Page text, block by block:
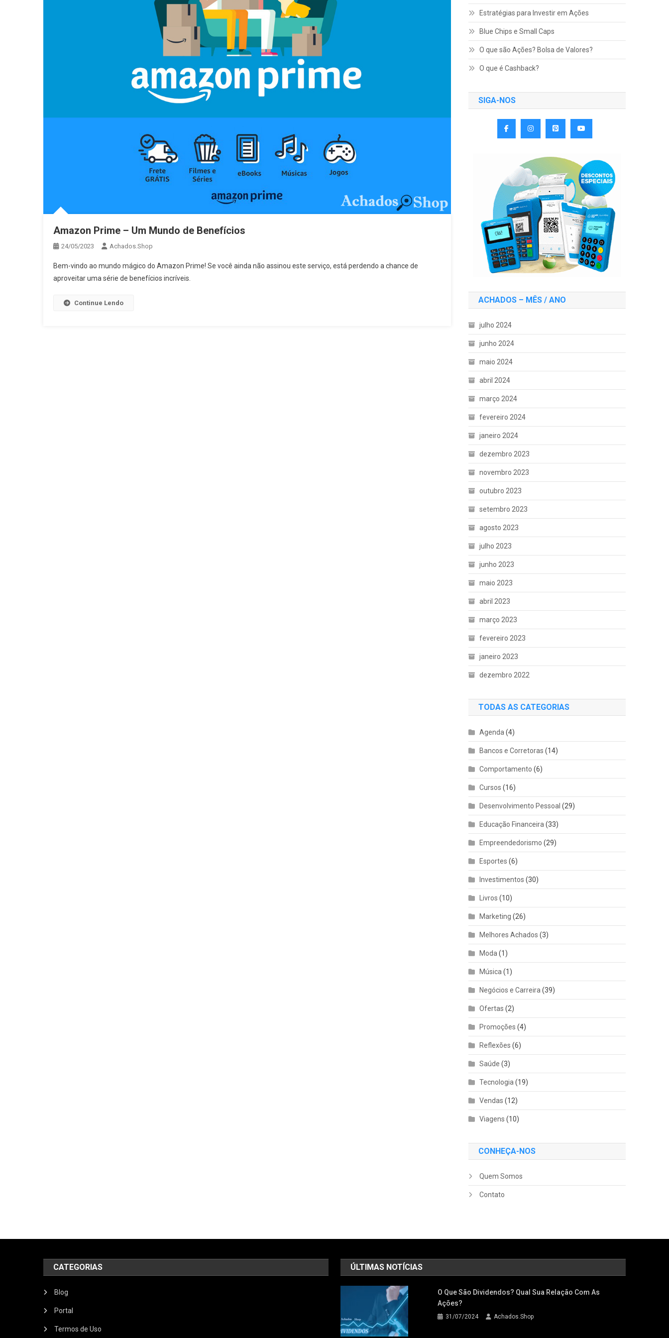
Amazon Prime – Um Mundo de Benefícios
24/05/2023 Achados.Shop
Bem-vindo ao mundo mágico do Amazon Prime! Se você ainda não assinou este serviço, está perdendo a chance de
aproveitar uma série de benefícios incríveis.
Continue Lendo
Estratégias para Investir em Ações
Blue Chips e Small Caps
O que são Ações? Bolsa de Valores?
O que é Cashback?
SIGA-NOS
ACHADOS – MÊS / ANO
julho 2024
junho 2024
maio 2024
abril 2024
março 2024
fevereiro 2024
janeiro 2024
dezembro 2023
novembro 2023
outubro 2023
setembro 2023
agosto 2023
julho 2023
junho 2023
maio 2023
abril 2023
março 2023
fevereiro 2023
janeiro 2023
dezembro 2022
TODAS AS CATEGORIAS
Agenda (4)
Bancos e Corretoras (14)
Comportamento (6)
Cursos (16)
Desenvolvimento Pessoal (29)
Educação Financeira (33)
Empreendedorismo (29)
Esportes (6)
Investimentos (30)
Livros (10)
Marketing (26)
Melhores Achados (3)
Moda (1)
Música (1)
Negócios e Carreira (39)
Ofertas (2)
Promoções (4)
Reflexões (6)
Saúde (3)
Tecnologia (19)
Vendas (12)
Viagens (10)
CONHEÇA-NOS
Quem Somos
Contato
CATEGORIAS
Blog
Portal
Termos de Uso
ÚLTIMAS NOTÍCIAS
O Que São Dividendos? Qual Sua Relação Com As
Ações?
31/07/2024 Achados.Shop